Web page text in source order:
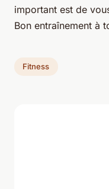
important est de
Bon entraînement à
Fitness